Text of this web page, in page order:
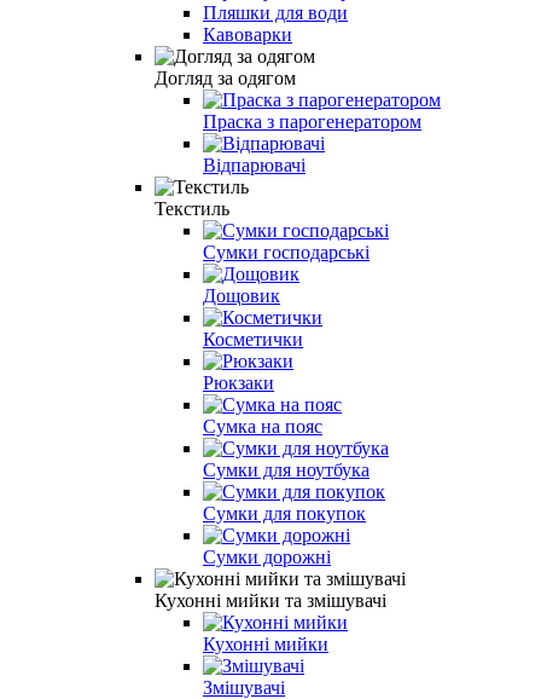
Пляшки для води
Кавоварки
Догляд за одягом
Праска з парогенератором
Відпарювачі
Текстиль
Сумки господарські
Дощовик
Косметички
Рюкзаки
Сумка на пояс
Сумки для ноутбука
Сумки для покупок
Сумки дорожні
Кухонні мийки та змішувачі
Кухонні мийки
Змішувачі